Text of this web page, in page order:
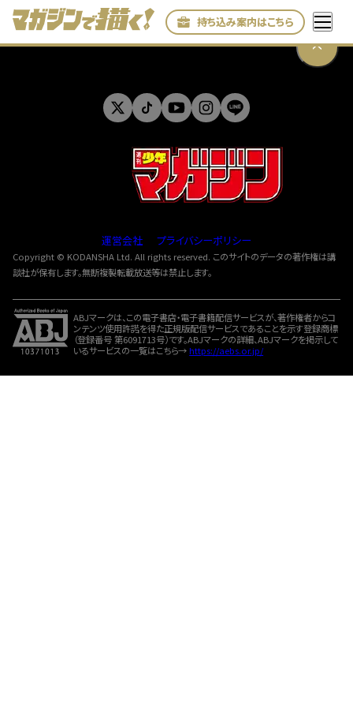
持ち込み案内はこちら
運営会社 プライバシーポリシー
Copyright © KODANSHA Ltd. All rights reserved. このサイトのデータの著作権は講
談社が保有します。無断複製転載放送等は禁止します。
ABJマークは、この電子書店・電子書籍配信サービスが、著作権者からコ
ンテンツ使用許諾を得た正規版配信サービスであることを示す登録商標
（登録番号 第6091713号）です。ABJマークの詳細、ABJマークを掲示して
いるサービスの一覧はこちら→https://aebs.or.jp/